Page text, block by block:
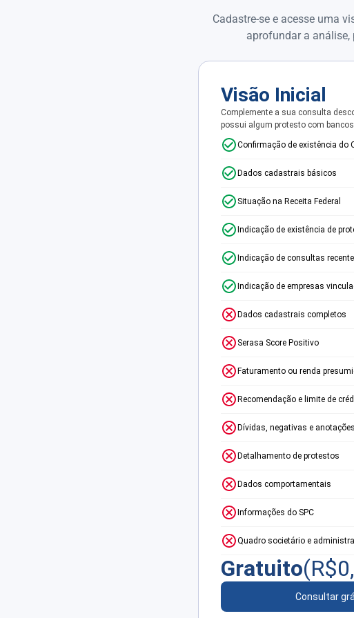
Cadastre-se e acesse uma
aprofundar a
Visão Inicial
Complemente a sua consulta
possui algum protesto com
Confirmação de existência do
Dados cadastrais básicos
Situação na Receita Federal
Indicação de existência de
Indicação de consultas
Indicação de empresas
Dados cadastrais completos
Serasa Score Positivo
Faturamento ou renda
Recomendação e limite de
Dívidas, negativas e anotações
Detalhamento de protestos
Dados comportamentais
Informações do SPC
Quadro societário e
Gratuito(R$
Consultar